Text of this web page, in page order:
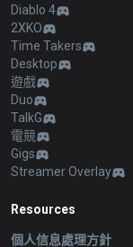
Diablo 4
2XKO
Time Takers
Desktop
遊戲
Duo
TalkG
電競
Gigs
Streamer Overlay
Resources
個人信息處理方針